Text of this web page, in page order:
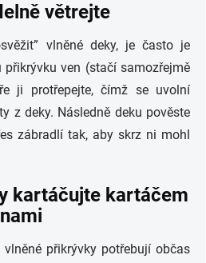
větrejte
vlněné deky, je často je
přikrývku ven (stačí samozřejmě
ji protřepejte, čímž se uvolní
z deky. Následně deku pověste
zábradlí tak, aby skrz ni mohl
kartáčujte kartáčem
přikrývky potřebují občas